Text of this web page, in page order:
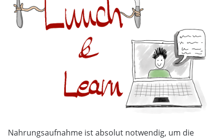
Nahrungsaufnahme ist absolut notwendig, um die